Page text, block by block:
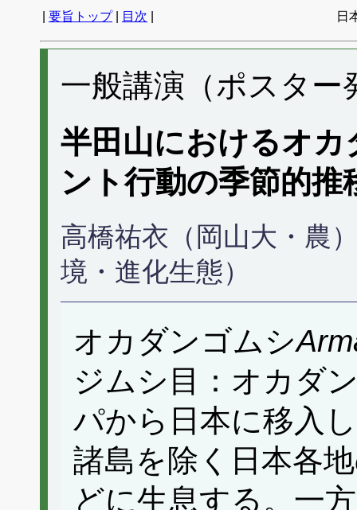
要旨トップ| 目次 日
一般講演（ポスター
半田山におけるオ
ント行動の季節的推
高橋祐衣（岡山大・農
境・進化生態）
オカダンゴムシ
ジムシ目：オカダ
パから日本に移入
諸島を除く日本各
どに生息する。一